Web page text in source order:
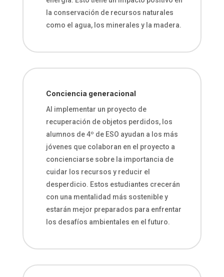
la conservación de recursos naturales
como el agua, los minerales y la madera.
Conciencia generacional
Al implementar un proyecto de
recuperación de objetos perdidos, los
alumnos de 4º de ESO ayudan a los más
jóvenes que colaboran en el proyecto a
concienciarse sobre la importancia de
cuidar los recursos y reducir el
desperdicio. Estos estudiantes crecerán
con una mentalidad más sostenible y
estarán mejor preparados para enfrentar
los desafíos ambientales en el futuro.